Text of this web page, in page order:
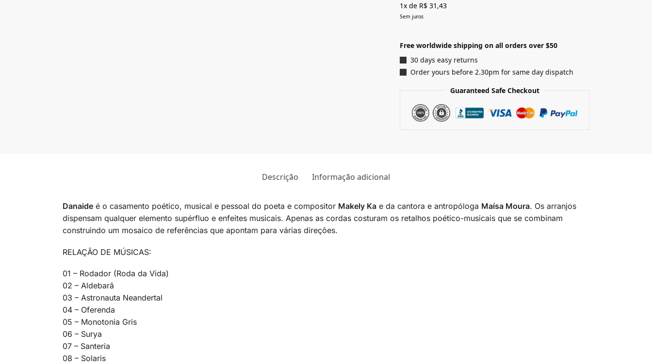
1x de R$ 31,43
Sem juros
Free worldwide shipping on all orders over $50
30 days easy returns
Order yours before 2.30pm for same day dispatch
Guaranteed Safe Checkout
Descrição Informação adicional
Danaideé o casamento poético, musical e pessoal do poeta e compositor Makely Kae da cantora e antropóloga Maísa Moura. Os arranjos
dispensam qualquer elemento supérfluo e enfeites musicais. Apenas as cordas costuram os retalhos poético-musicais que se combinam
construindo um mosaico de referências que apontam para várias direções.
RELAÇÃO DE MÚSICAS:
01 – Rodador (Roda da Vida)
02 – Aldebarã
03 – Astronauta Neandertal
04 – Oferenda
05 – Monotonia Gris
06 – Surya
07 – Santeria
08 – Solaris